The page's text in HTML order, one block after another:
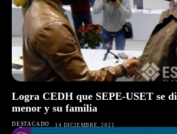
Logra CEDH que SEPE-USET se
menor y su familia
DESTACADO 14 DICIEMBRE, 2021